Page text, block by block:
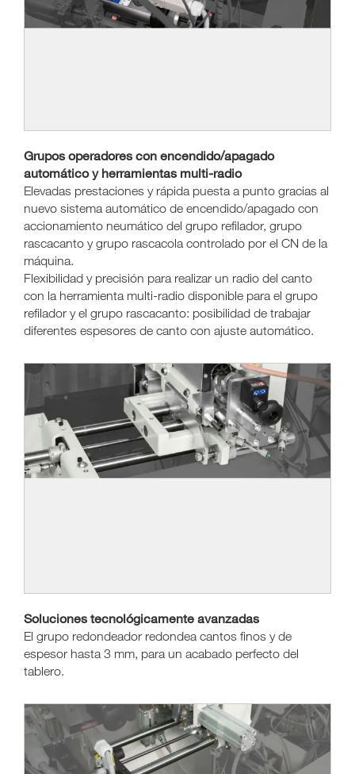
Grupos operadores con encendido/apagado
automático y herramientas multi-radio
Elevadas prestaciones y rápida puesta a punto gracias al
nuevo sistema automático de encendido/apagado con
accionamiento neumático del grupo refilador, grupo
rascacanto y grupo rascacola controlado por el CN de la
máquina.
Flexibilidad y precisión para realizar un radio del canto
con la herramienta multi-radio disponible para el grupo
refilador y el grupo rascacanto: posibilidad de trabajar
diferentes espesores de canto con ajuste automático.
Soluciones tecnológicamente avanzadas
El grupo redondeador redondea cantos finos y de
espesor hasta 3 mm, para un acabado perfecto del
tablero.